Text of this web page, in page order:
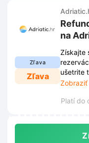
Zľava
Zľava
na
Získajte
ušetrite
vybrať z
pobytu
Zobraziť
Platí do